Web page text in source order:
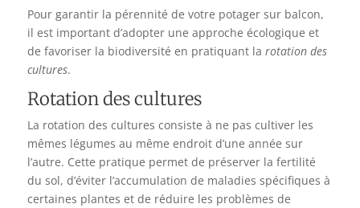
Pour garantir la pérennité de votre potager sur balcon,
il est important d’adopter une approche écologique et
de favoriser la biodiversité en pratiquant la rotation des
cultures.
Rotation des cultures
La rotation des cultures consiste à ne pas cultiver les
mêmes légumes au même endroit d’une année sur
l’autre. Cette pratique permet de préserver la fertilité
du sol, d’éviter l’accumulation de maladies spécifiques à
certaines plantes et de réduire les problèmes de